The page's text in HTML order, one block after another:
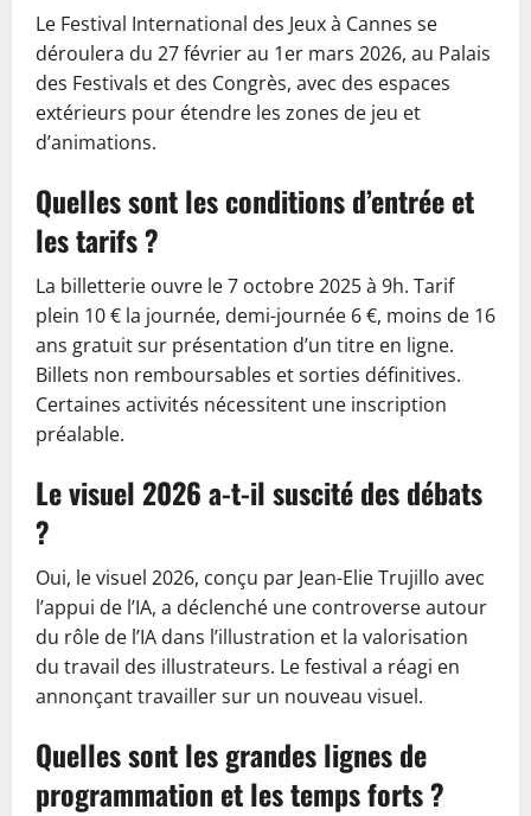
Le Festival International des Jeux à Cannes se
déroulera du 27 février au 1er mars 2026, au Palais
des Festivals et des Congrès, avec des espaces
extérieurs pour étendre les zones de jeu et
d’animations.
Quelles sont les conditions d’entrée et
les tarifs ?
La billetterie ouvre le 7 octobre 2025 à 9h. Tarif
plein 10 € la journée, demi-journée 6 €, moins de 16
ans gratuit sur présentation d’un titre en ligne.
Billets non remboursables et sorties définitives.
Certaines activités nécessitent une inscription
préalable.
Le visuel 2026 a-t-il suscité des débats
?
Oui, le visuel 2026, conçu par Jean-Elie Trujillo avec
l’appui de l’IA, a déclenché une controverse autour
du rôle de l’IA dans l’illustration et la valorisation
du travail des illustrateurs. Le festival a réagi en
annonçant travailler sur un nouveau visuel.
Quelles sont les grandes lignes de
programmation et les temps forts ?